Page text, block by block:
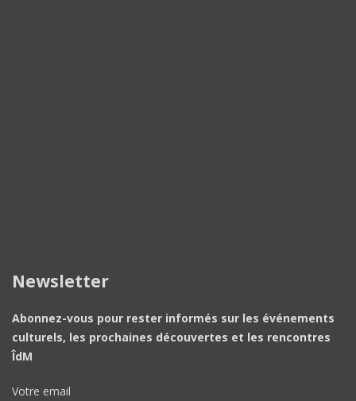
Newsletter
Abonnez-vous pour rester informés sur les événements
culturels, les prochaines découvertes et les rencontres
ÎdM
Votre email